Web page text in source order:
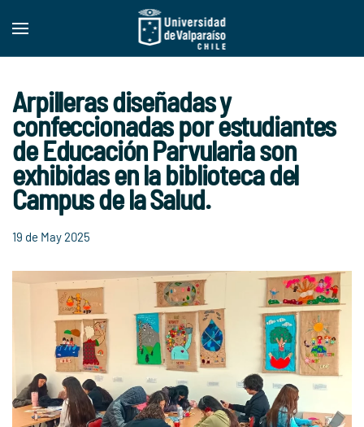
Skip to main content
Arpilleras diseñadas y
confeccionadas por estudiantes
de Educación Parvularia son
exhibidas en la biblioteca del
Campus de la Salud.
19 de May 2025